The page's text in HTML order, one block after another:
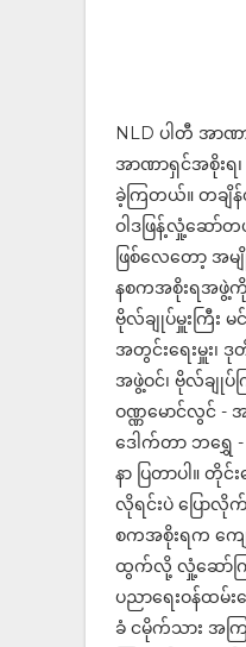
NLD ပါတီ အာ
အာဏာရှင်အစိုးရ
ခဲ့ကြတယ်။ တချိန်
ဝါဒဖြန့်လှုံ့ဆော်
ဖြစ်လေတော့ အမ
နစကအစိုးရအဖွဲ့ကို
ဗိုလ်ချုပ်မှူးကြီး မ
အတွင်းရေးမှူး၊
အဖွဲ့ဝင်၊ ဗိုလ်ချုပ်
ဝဏ္ဏမောင်လွင် -
ဒေါက်တာ ဘရွှေ -
နာ ပြတာပါ။ တို
လိုရင်းပဲ ပြောလိုက်
စကအစိုးရက ကျေ
ထွက်လို့ လှုံ့ဆော်ကြ
ပညာရေးဝန်ထမ်
ခံ ငမိုက်သား အက